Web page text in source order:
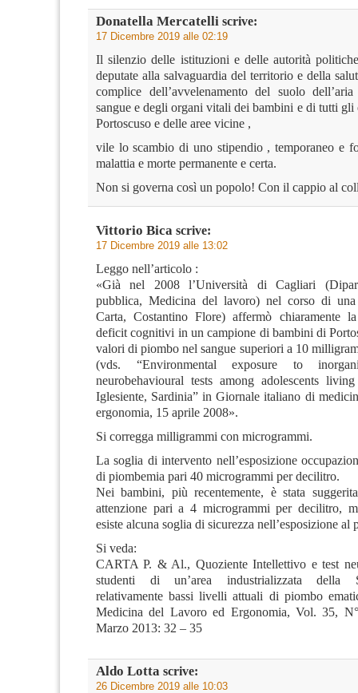
Donatella Mercatelli scrive:
17 Dicembre 2019 alle 02:19
Il silenzio delle istituzioni e delle autorità
deputate alla salvaguardia del territorio e della
complice dell’avvelenamento del suolo
sangue e degli organi vitali dei bambini e di tutti gli
Portoscuso e delle aree vicine ,
vile lo scambio di uno stipendio , temporaneo e
malattia e morte permanente e certa.
Non si governa così un popolo! Con il cappio al
Vittorio Bica scrive:
17 Dicembre 2019 alle 13:02
Leggo nell’articolo :
«Già nel 2008 l’Università di Cagliari
pubblica, Medicina del lavoro) nel corso di
Carta, Costantino Flore) affermò chiaramente
deficit cognitivi in un campione di bambini di
valori di piombo nel sangue superiori a 10
(vds. “Environmental exposure to
neurobehavioural tests among adolescents
Iglesiente, Sardinia” in Giornale italiano di
ergonomia, 15 aprile 2008».
Si corregga milligrammi con microgrammi.
La soglia di intervento nell’esposizione
di piombemia pari 40 microgrammi per decilitro.
Nei bambini, più recentemente, è stata
attenzione pari a 4 microgrammi per decilitro,
esiste alcuna soglia di sicurezza nell’esposizione al
Si veda:
CARTA P. & Al., Quoziente Intellettivo e test
studenti di un’area industrializzata della
relativamente bassi livelli attuali di piombo
Medicina del Lavoro ed Ergonomia, Vol. 35,
Marzo 2013: 32 – 35
Aldo Lotta scrive:
26 Dicembre 2019 alle 10:03